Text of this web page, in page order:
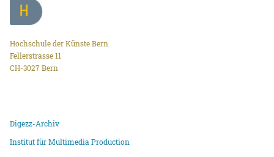
Hochschule der Künste Bern
Fellerstrasse 11
CH-3027 Bern
Digezz-Archiv
Institut für Multimedia Production